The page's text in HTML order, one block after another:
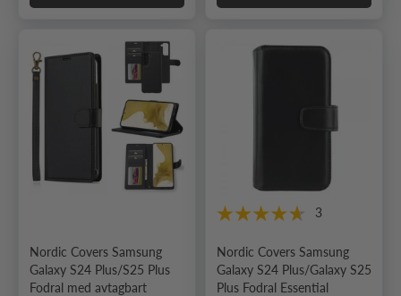
Nordic Covers Samsung
Galaxy S24 Plus/S25 Plus
Fodral med avtagbart
3
Nordic Covers Samsung
Galaxy S24 Plus/Galaxy S25
Plus Fodral Essential